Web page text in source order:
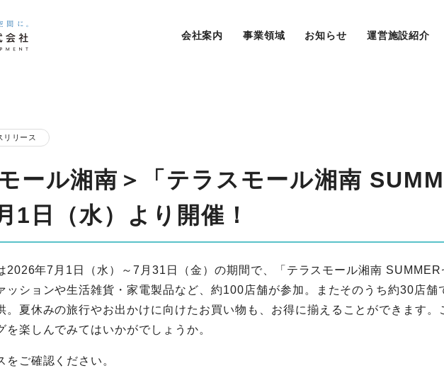
会社案内 事業領域 お知らせ 運営施設紹介
リリース
ール湘南＞「テラスモール湘南
1日（水）より開催！
2026年7月1日（水）～7月31日（金）の期間で、「テラスモール湘南 SUMMER
ッションや生活雑貨・家電製品など、約100店舗が参加。またそのうち約30店
。夏休みの旅行やお出かけに向けたお買い物も、お得に揃えることができます
を楽しんでみてはいかがでしょうか。
ご確認ください。